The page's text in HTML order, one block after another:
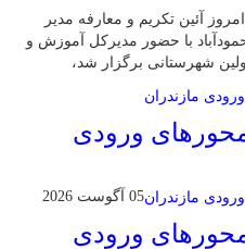
آئین تکریم و معارفه مدیر
با حضور مدیرکل آموزش و
شهرستانی برگزار شد،
ورودی
05 آگوست 2026
ورودی